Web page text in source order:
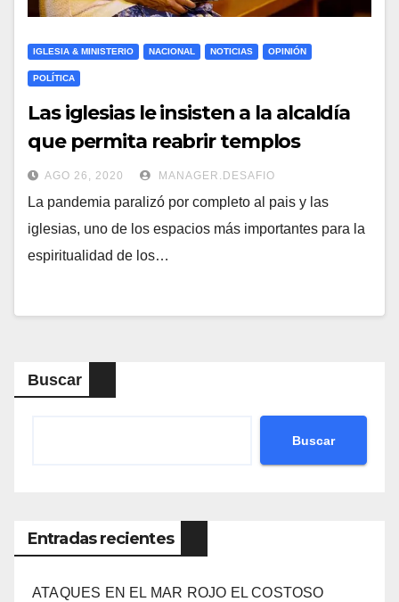
IGLESIA & MINISTERIO NACIONAL NOTICIAS OPINIÓN
POLÍTICA
Las iglesias le insisten a la alcaldía
que permita reabrir templos
AGO 26, 2020 MANAGER.DESAFIO
La pandemia paralizó por completo al pais y las
iglesias, uno de los espacios más importantes para la
espiritualidad de los…
Buscar
Buscar
Entradas recientes
ATAQUES EN EL MAR ROJO EL COSTOSO